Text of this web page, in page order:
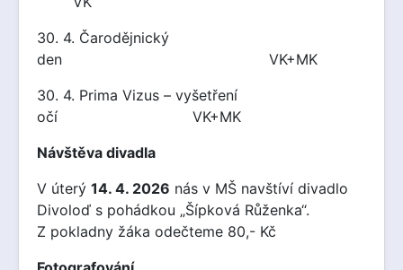
30. 4. Čarodějnický
den VK+MK
30. 4. Prima Vizus – vyšetření
očí VK+MK
Návštěva divadla
V úterý 14. 4. 2026 nás v MŠ navštíví divadlo
Divoloď s pohádkou „Šípková Růženka“.
Z pokladny žáka odečteme 80,- Kč